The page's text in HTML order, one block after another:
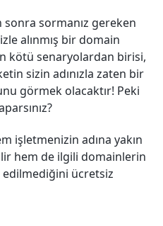
sonra sormanız gereken
alınmış bir domain
kötü senaryolardan birisi,
sizin adınızla zaten bir
görmek olacaktır! Peki
işletmenizin adına yakın
hem de ilgili domainlerin
edilmediğini ücretsiz